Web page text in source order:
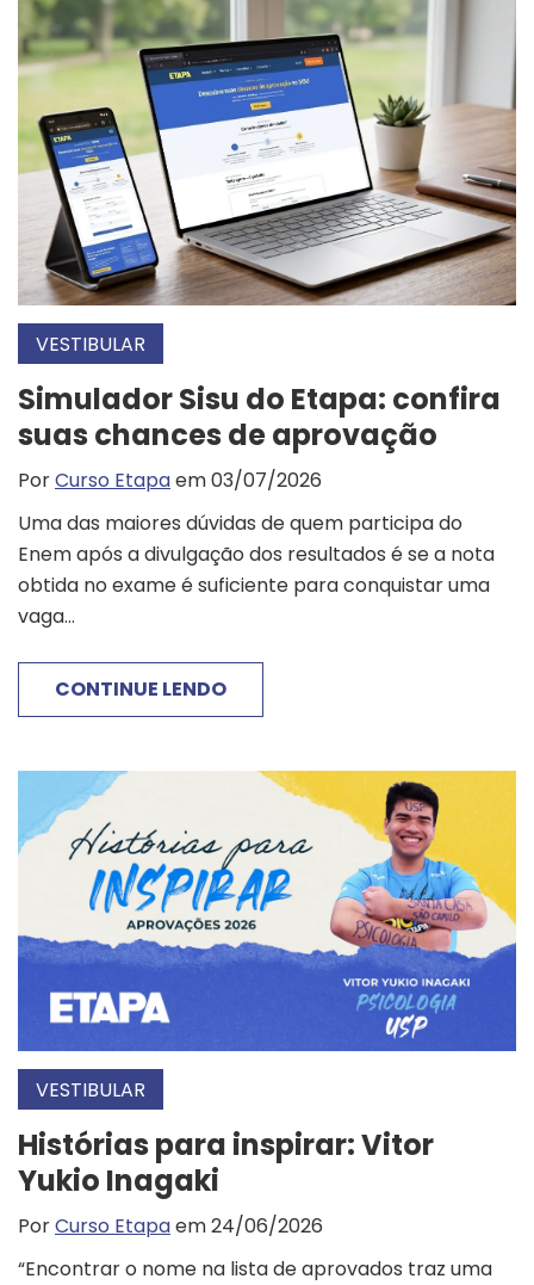
VESTIBULAR
Simulador Sisu do Etapa: confira
suas chances de aprovação
PorCurso Etapaem 03/07/2026
Uma das maiores dúvidas de quem participa do
Enem após a divulgação dos resultados é se a nota
obtida no exame é suficiente para conquistar uma
vaga...
CONTINUE LENDO
VESTIBULAR
Histórias para inspirar: Vitor
Yukio Inagaki
PorCurso Etapaem 24/06/2026
“Encontrar o nome na lista de aprovados traz uma